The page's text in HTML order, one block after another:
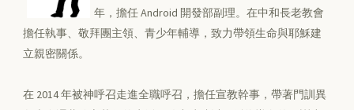
年，擔任 Android 開發部副理。在中和長老教會
擔任執事、敬拜團主領、青少年輔導，致力帶領生命與耶穌建
立親密關係。
在 2014 年被神呼召走進全職呼召，擔任宣教幹事，帶著門訓異